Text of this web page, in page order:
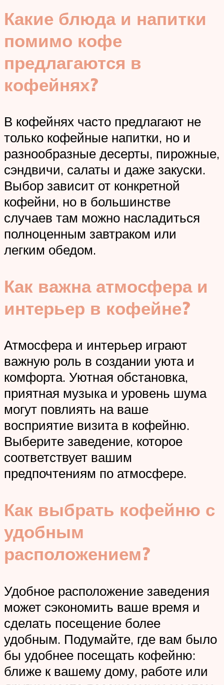
Какие блюда и напитки
помимо кофе
предлагаются в
кофейнях?
В кофейнях часто предлагают не
только кофейные напитки, но и
разнообразные десерты, пирожные,
сэндвичи, салаты и даже закуски.
Выбор зависит от конкретной
кофейни, но в большинстве
случаев там можно насладиться
полноценным завтраком или
легким обедом.
Как важна атмосфера и
интерьер в кофейне?
Атмосфера и интерьер играют
важную роль в создании уюта и
комфорта. Уютная обстановка,
приятная музыка и уровень шума
могут повлиять на ваше
восприятие визита в кофейню.
Выберите заведение, которое
соответствует вашим
предпочтениям по атмосфере.
Как выбрать кофейню с
удобным
расположением?
Удобное расположение заведения
может сэкономить ваше время и
сделать посещение более
удобным. Подумайте, где вам было
бы удобнее посещать кофейню:
ближе к вашему дому, работе или